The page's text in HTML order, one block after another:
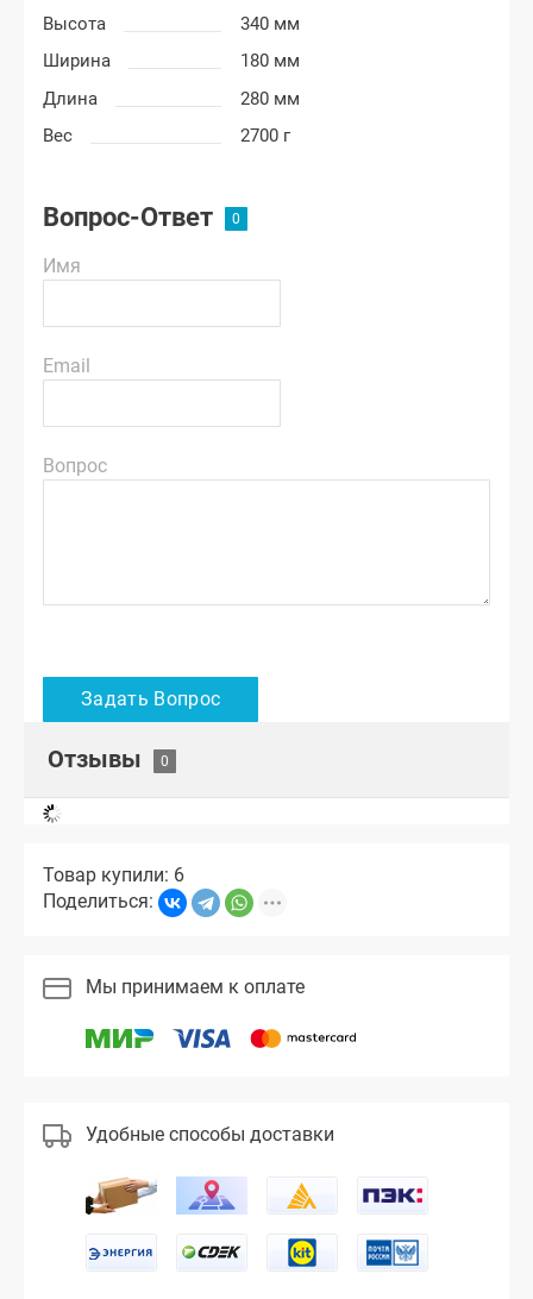
Высота
340 мм
Ширина
180 мм
Длина
280 мм
Вес
2700 г
Вопрос-Ответ
Имя
Email
Вопрос
Отзывы
Товар купили: 6
Поделиться:
Мы принимаем к оплате
Удобные способы доставки